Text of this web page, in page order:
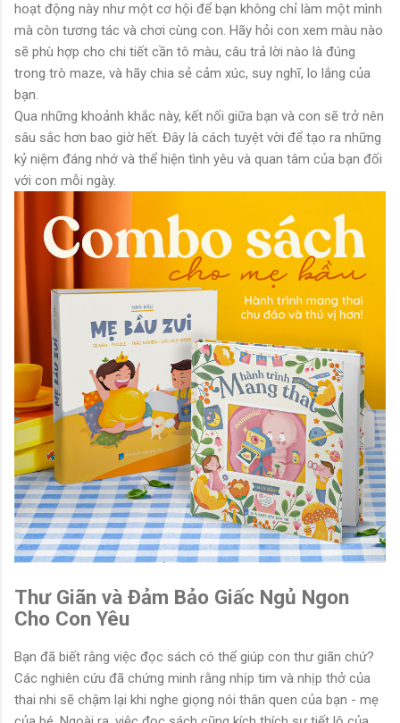
hoạt động này như một cơ hội để bạn không chỉ làm một mình
mà còn tương tác và chơi cùng con. Hãy hỏi con xem màu nào
sẽ phù hợp cho chi tiết cần tô màu, câu trả lời nào là đúng
trong trò maze, và hãy chia sẻ cảm xúc, suy nghĩ, lo lắng của
bạn.
Qua những khoảnh khắc này, kết nối giữa bạn và con sẽ trở nên
sâu sắc hơn bao giờ hết. Đây là cách tuyệt vời để tạo ra những
kỷ niệm đáng nhớ và thể hiện tình yêu và quan tâm của bạn đối
với con mỗi ngày.
Thư Giãn và Đảm Bảo Giấc Ngủ Ngon
Cho Con Yêu
Bạn đã biết rằng việc đọc sách có thể giúp con thư giãn chứ?
Các nghiên cứu đã chứng minh rằng nhịp tim và nhịp thở của
thai nhi sẽ chậm lại khi nghe giọng nói thân quen của bạn - mẹ